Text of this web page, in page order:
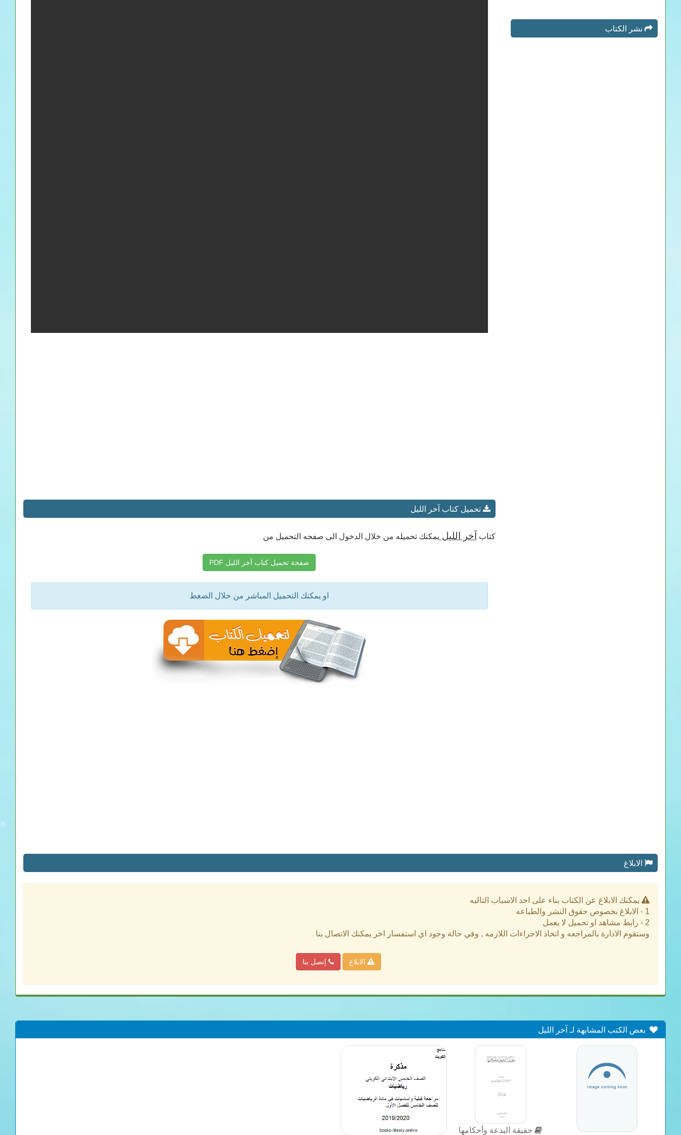
نشر الكتاب
تحميل كتاب آخر الليل
كتاب آخر الليل يمكنك تحميله من خلال الدخول الى صفحه التحميل من
صفحة تحميل كتاب آخر الليل PDF
او يمكنك التحميل المباشر من خلال الضغط
الابلاغ
يمكنك الابلاغ عن الكتاب بناء على احد الاسباب التاليه
1 - الابلاغ بخصوص حقوق النشر والطباعه
2 - رابط مشاهد او تحميل لا يعمل
وستقوم الادارة بالمراجعه و اتخاذ الاجراءات اللازمه , وفي حالة وجود اي استفسار اخر يمكنك الاتصال بنا
الابلاغ إتصل بنا
بعض الكتب المشابهة لـ آخر الليل
حقيقة البدعة وأحكامها